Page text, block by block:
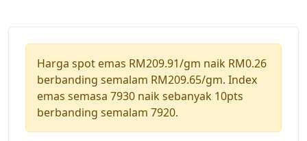
Harga spot emas RM209.91/gm naik RM0.26
berbanding semalam RM209.65/gm. Index
emas semasa 7930 naik sebanyak 10pts
berbanding semalam 7920.